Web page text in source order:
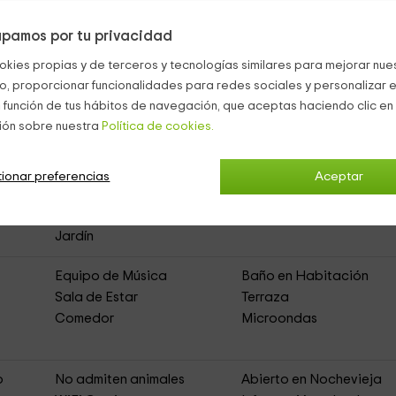
por tu privacidad
propias y de terceros y tecnologías similares para mejorar
proporcionar funcionalidades para redes sociales y personalizar
de tus hábitos de navegación, que aceptas haciendo clic
sobre nuestra Política de cookies.
Aceptar
preferencias
desde la
lasauna y la piscina, que tiene tobogán.
II
Jardín
Equipo de Música
Baño en Habitación
Sala de Estar
Terraza
Comedor
Microondas
No admiten animales
Abierto en Nochevieja